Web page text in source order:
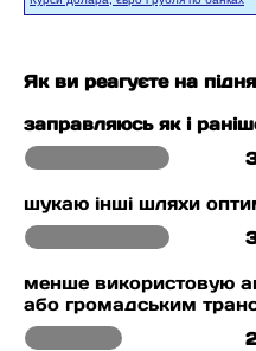
Як ви реагуєте на
заправляюсь як і
шукаю інші шляхи
менше використовую
або громадським